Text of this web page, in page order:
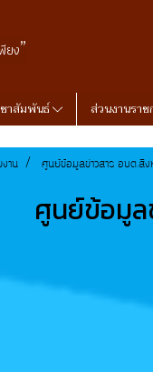
ยง”
าสัมพันธ์ ส่วนงานราช
งาน ศูนย์ข้อมูลข่าวสาร อบต.สิง
ศูนย์ข้อมูล